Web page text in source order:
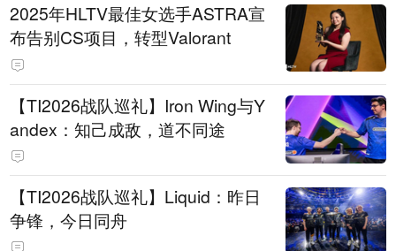
2025年HLTV最佳女选手ASTRA宣
布告别CS项目，转型Valorant
【TI2026战队巡礼】Iron Wing与Y
andex：知己成敌，道不同途
【TI2026战队巡礼】Liquid：昨日
争锋，今日同舟